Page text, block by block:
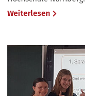
Weiterlesen